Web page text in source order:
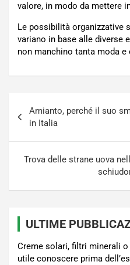
valore, in modo da mettere
Le possibilità organizzative
variano in base alle diverse
non manchino tanta moda e
articoli
Amianto, perché il suo
in Italia
Trova delle strane uova
ULTIME
Creme solari, filtri minerali
utile conoscere prima